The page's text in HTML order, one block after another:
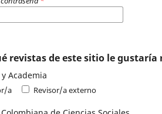
revistas de este sitio le gustaría
Academia
a Revisor/a externo